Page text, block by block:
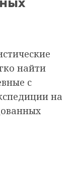
найти
с
на